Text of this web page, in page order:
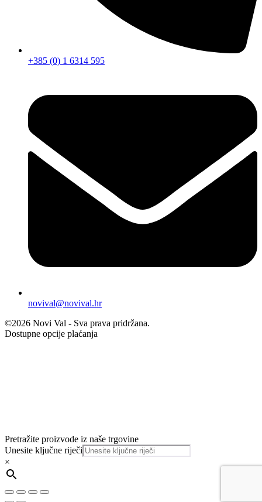
+385 (0) 1 6314 595
novival@novival.hr
©2026 Novi Val - Sva prava pridržana.
Dostupne opcije plaćanja
Pretražite proizvode iz naše trgovine
Unesite ključne riječi
×